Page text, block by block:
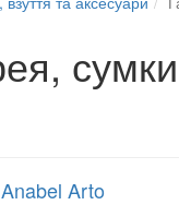
сумки
Anabel Arto